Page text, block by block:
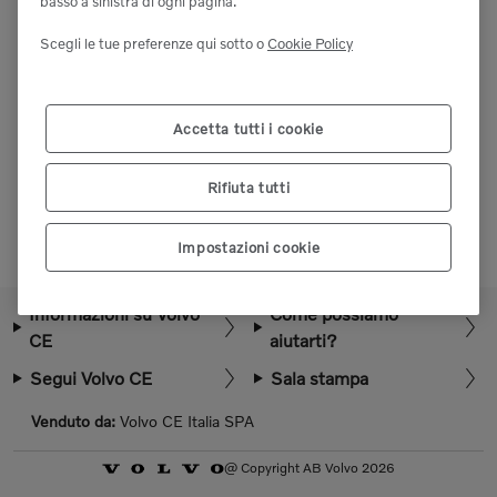
Effettui il login o la registrazione per visualizzare
Selezioni il paese
Informazioni su Volvo
CE
Come possiamo
aiutarti?
Segui Volvo CE
Sala stampa
Venduto da: Volvo CE Italia SPA
@ Copyright AB Volvo 2026
Scegli le tue preferenze qui sotto oCookie Policy
Accetta tutti i cookie
Rifiuta tutti
Impostazioni cookie